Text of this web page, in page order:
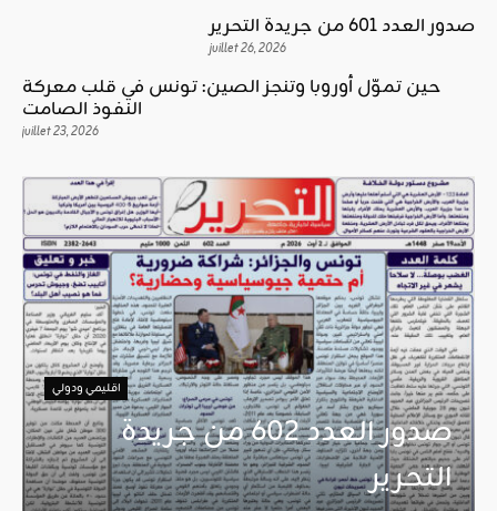
صدور العدد 601 من جريدة التحرير
juillet 26, 2026
حين تموّل أوروبا وتنجز الصين: تونس في قلب معركة
النفوذ الصامت
juillet 23, 2026
اقليمي ودولي
صدور العدد 602 من جريدة
التحرير